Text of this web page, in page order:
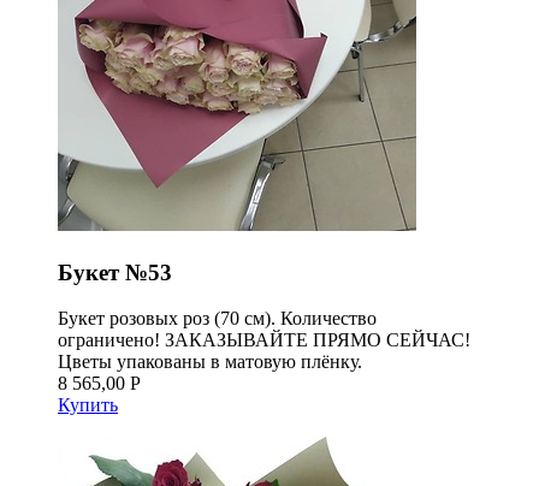
Букет №53
Букет розовых роз (70 см). Количество
ограничено! ЗАКАЗЫВАЙТЕ ПРЯМО СЕЙЧАС!
Цветы упакованы в матовую плёнку.
8 565,00 Р
Купить